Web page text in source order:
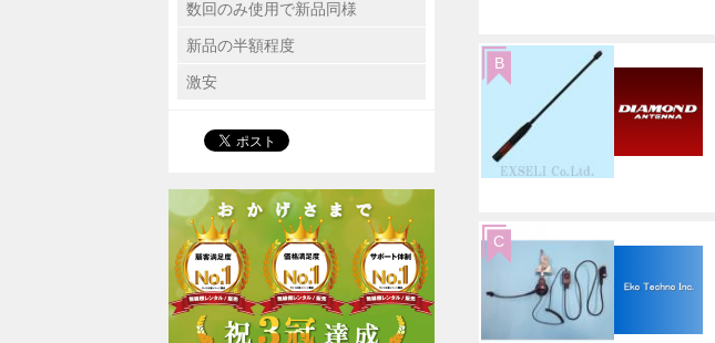
B
C
数回のみ使用で新品同様
新品の半額程度
激安